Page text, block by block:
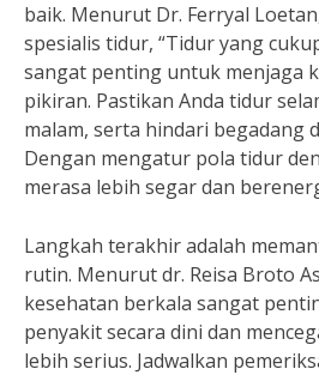
baik. Menurut Dr. Ferryal
spesialis tidur, “Tidur yang
sangat penting untuk menjaga
pikiran. Pastikan Anda tidur
malam, serta hindari begadang
Dengan mengatur pola tidur
merasa lebih segar dan
Langkah terakhir adalah
rutin. Menurut dr. Reisa Broto
kesehatan berkala sangat
penyakit secara dini dan
lebih serius. Jadwalkan